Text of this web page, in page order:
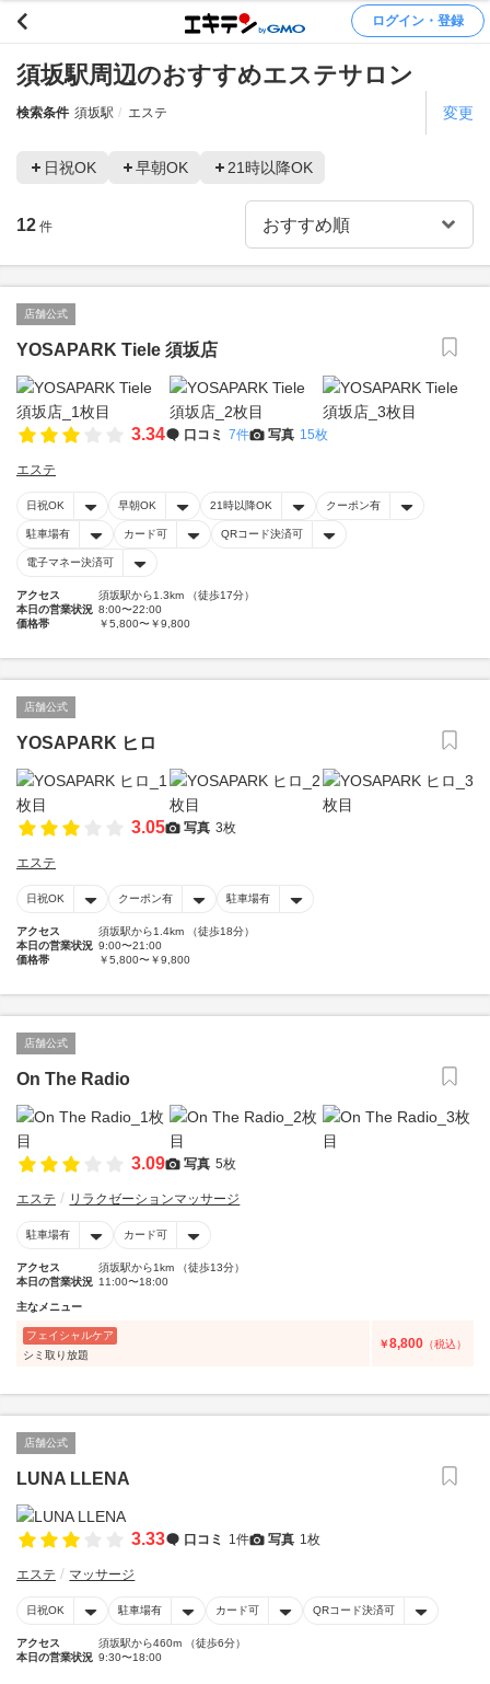
ログイン・登録
須坂駅周辺のおすすめエステサロン
検索条件 須坂駅 エステ 変更
日祝OK 早朝OK 21時以降OK
12 件
店舗公式
YOSAPARK Tiele 須坂店
3.34 口コミ 7件 写真 15枚
エステ
日祝OK 早朝OK 21時以降OK クーポン有
駐車場有 カード可 QRコード決済可
電子マネー決済可
アクセス
須坂駅から1.3km （徒歩17分）
本日の営業状況 8:00〜22:00
価格帯
￥5,800〜￥9,800
店舗公式
YOSAPARK ヒロ
3.05 写真 3枚
エステ
日祝OK クーポン有 駐車場有
アクセス
須坂駅から1.4km （徒歩18分）
本日の営業状況 9:00〜21:00
価格帯
￥5,800〜￥9,800
店舗公式
On The Radio
3.09 写真 5枚
エステ リラクゼーションマッサージ
駐車場有 カード可
アクセス
須坂駅から1km （徒歩13分）
本日の営業状況 11:00〜18:00
主なメニュー
フェイシャルケア
シミ取り放題
￥8,800 （税込）
店舗公式
LUNA LLENA
3.33 口コミ 1件 写真 1枚
エステ マッサージ
日祝OK 駐車場有 カード可 QRコード決済可
アクセス
須坂駅から460m （徒歩6分）
本日の営業状況 9:30〜18:00